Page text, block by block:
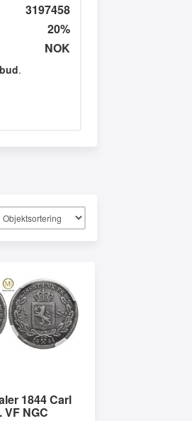
3197458
20%
NOK
.
1844 Carl
VF NGC